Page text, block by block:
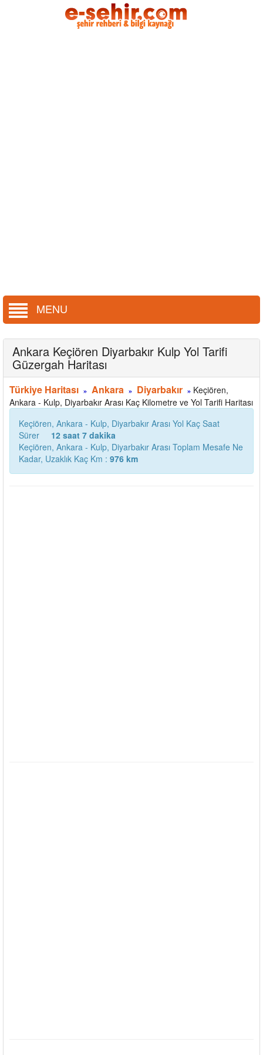
MENU
Ankara Keçiören Diyarbakır Kulp Yol Tarifi
Güzergah Haritası
Türkiye Haritası » Ankara » Diyarbakır » Keçiören,
Ankara - Kulp, Diyarbakır Arası Kaç Kilometre ve Yol Tarifi Haritası
Keçiören, Ankara - Kulp, Diyarbakır Arası Yol Kaç Saat
Sürer
12 saat 7 dakika
Keçiören, Ankara - Kulp, Diyarbakır Arası Toplam Mesafe Ne
Kadar, Uzaklık Kaç Km : 976 km